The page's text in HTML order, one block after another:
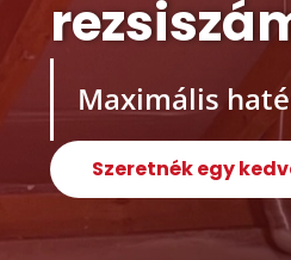
Maximális
Szeretnék egy